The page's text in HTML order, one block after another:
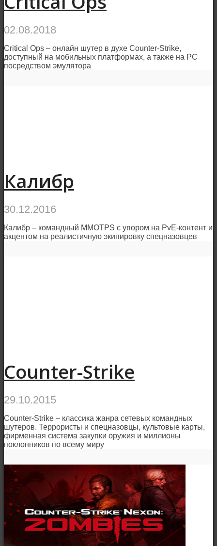
02.08.2018
Critical Ops – онлайн шутер в духе Counter-Strike,
доступный на мобильных платформах, а также на РС
посредством эмулятора
Калибр
30.12.2016
Калибр – командный MMOTPS с упором на PvE-контент и
акцентом на реалистичную экипировку спецназовцев
Counter-Strike
29.10.2015
Counter-Strike – классика жанра сетевых командных
шутеров. Террористы и спецназовцы, культовые карты,
фирменная система закупки оружия и миллионы
поклонников по всему миру